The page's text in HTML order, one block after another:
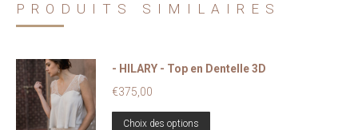
PRODUITS SIMILAIRES
- HILARY - Top en Dentelle 3D
€375,00
Choix des options